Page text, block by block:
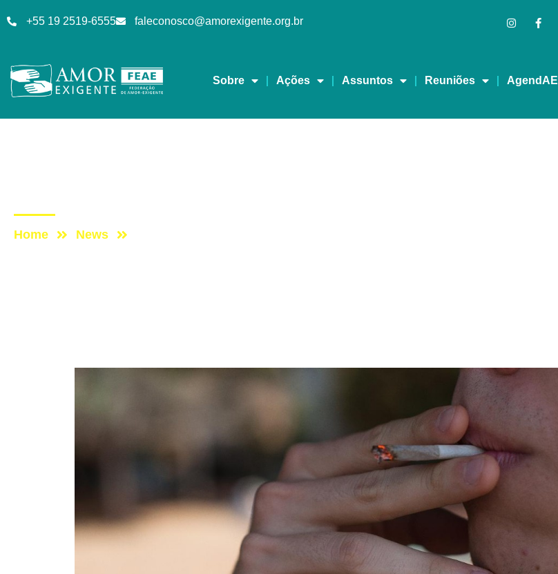
+55 19 2519-6555 faleconosco@amorexigente.org.br
Sobre Ações Assuntos Reuniões AgendAE
Home News